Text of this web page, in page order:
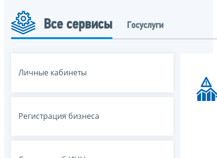
Все сервисы Госуслуги
Личные кабинеты
Регистрация бизнеса